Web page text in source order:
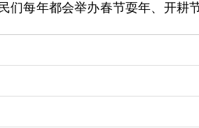
每年都会举办春节耍年、开耕